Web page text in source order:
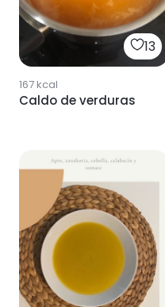
13
167kcal
Caldo de verduras